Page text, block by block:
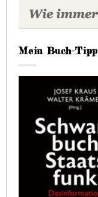
Mein Buch-Tipp